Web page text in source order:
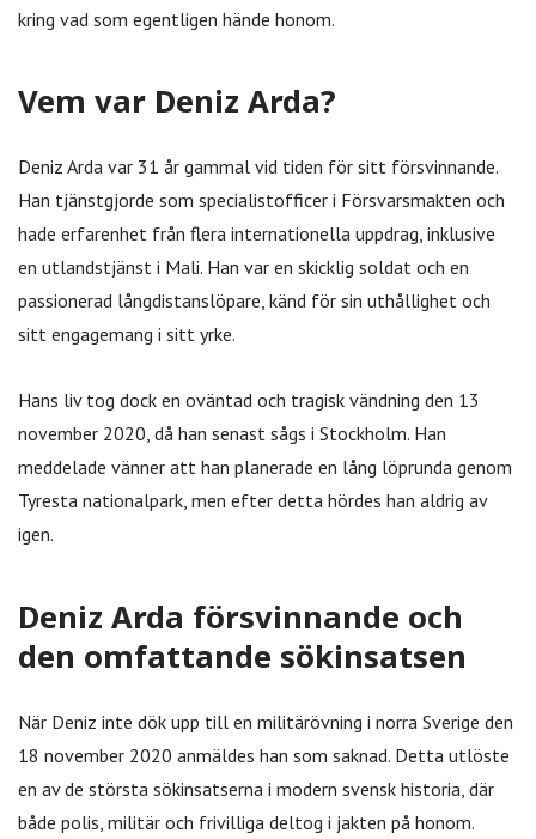
kring vad som egentligen hände honom.
Vem var Deniz Arda?
Deniz Arda var 31 år gammal vid tiden för sitt försvinnande.
Han tjänstgjorde som specialistofficer i Försvarsmakten och
hade erfarenhet från flera internationella uppdrag, inklusive
en utlandstjänst i Mali. Han var en skicklig soldat och en
passionerad långdistanslöpare, känd för sin uthållighet och
sitt engagemang i sitt yrke.
Hans liv tog dock en oväntad och tragisk vändning den 13
november 2020, då han senast sågs i Stockholm. Han
meddelade vänner att han planerade en lång löprunda genom
Tyresta nationalpark, men efter detta hördes han aldrig av
igen.
Deniz Arda försvinnande och
den omfattande sökinsatsen
När Deniz inte dök upp till en militärövning i norra Sverige den
18 november 2020 anmäldes han som saknad. Detta utlöste
en av de största sökinsatserna i modern svensk historia, där
både polis, militär och frivilliga deltog i jakten på honom.